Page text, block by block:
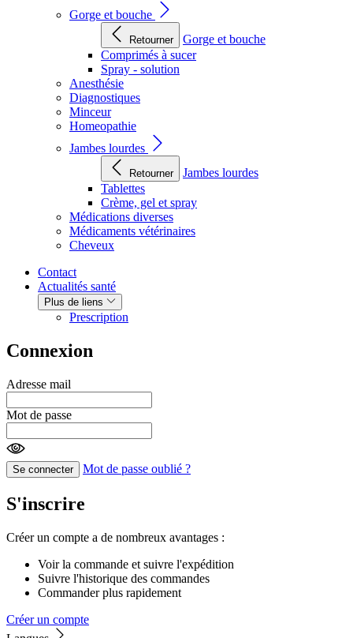
Gorge et bouche
Retourner
Gorge et bouche
Comprimés à sucer
Spray - solution
Anesthésie
Diagnostiques
Minceur
Homeopathie
Jambes lourdes
Retourner
Jambes lourdes
Tablettes
Crème, gel et spray
Médications diverses
Médicaments vétérinaires
Cheveux
Contact
Actualités santé
Plus de liens
Prescription
Connexion
Adresse mail
Mot de passe
Se connecter Mot de passe oublié ?
S'inscrire
Créer un compte a de nombreux avantages :
Voir la commande et suivre l'expédition
Suivre l'historique des commandes
Commander plus rapidement
Créer un compte